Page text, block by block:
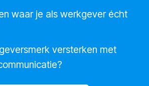
waar je als werkgever écht
versterken met